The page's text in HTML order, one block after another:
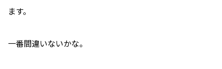
ます。
一番間違いないかな。